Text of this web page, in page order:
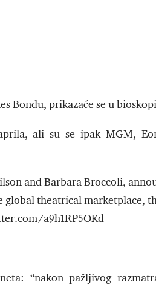
Bondu, prikazaće se u
ali su se ipak MGM,
and Barbara Broccoli,
theatrical marketplace,
a9h1RP5OKd
“nakon pažljivog